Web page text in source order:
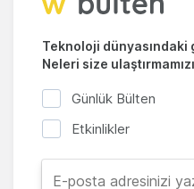
Teknoloji
Neleri size
Günlük Bülten
Etkinlikler